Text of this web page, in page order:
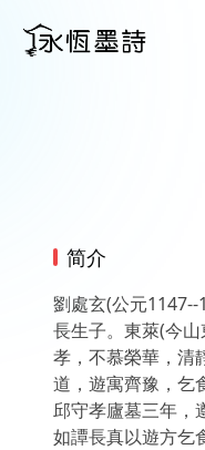
简介
劉處玄(公元
長生子。東萊(今
孝，不慕榮華，清
道，遊寓齊豫，乞
邱守孝廬墓三年，
如譚長真以遊方乞